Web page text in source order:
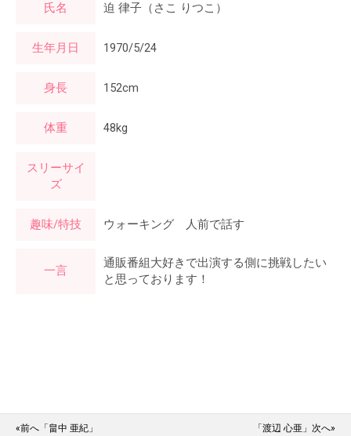
氏名 迫 律子（さこ りつこ）
生年月日 1970/5/24
身長 152cm
体重 48kg
スリーサイ
ズ
趣味/特技 ウォーキング 人前で話す
一言
通販番組大好きで出演する側に挑戦したい
と思っております！
«前へ「畠中 亜紀」 「渡辺 心亜」次へ»